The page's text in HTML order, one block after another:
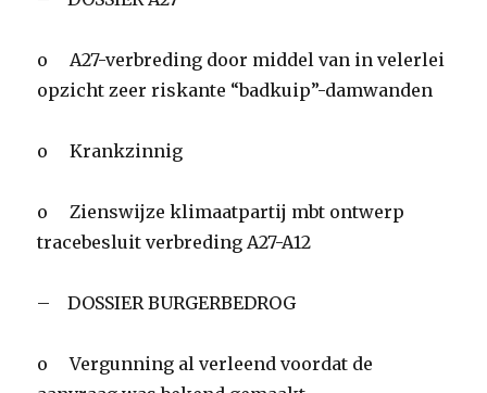
o A27-verbreding door middel van in velerlei
opzicht zeer riskante “badkuip”-damwanden
o Krankzinnig
o Zienswijze klimaatpartij mbt ontwerp
tracebesluit verbreding A27-A12
– DOSSIER BURGERBEDROG
o Vergunning al verleend voordat de